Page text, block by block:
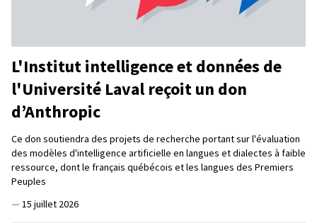
L'Institut intelligence et données de
l'Université Laval reçoit un don
d’Anthropic
Ce don soutiendra des projets de recherche portant sur l'évaluation
des modèles d'intelligence artificielle en langues et dialectes à faible
ressource, dont le français québécois et les langues des Premiers
Peuples
— 15 juillet 2026